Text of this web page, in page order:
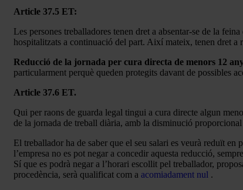
Article 37.5 ET:
Les persones treballadores tenen dret a absentar-se de la
hospitalitzats a continuació del part. Així mateix, tenen dret
Reducció de la jornada per cura directa de menors 12
particularment perquè queden protegits davant de possibles
Article 37.6 ET.
Qui per raons de guarda legal tingui a cura directe algun
de la jornada de treball diària, amb la disminució
El treballador ha de saber que el seu salari es veurà reduït
l’empresa no es pot negar a concedir aquesta reducció,
Sí que es podrà negar a l’horari escollit pel treballador,
procedència, serà qualificat com a acomiadament nul .